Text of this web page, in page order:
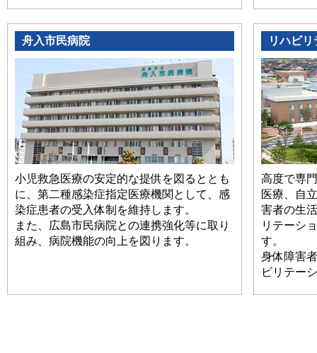
舟入市民病院
小児救急医療の安定的な提供を図るととも
に、第二種感染症指定医療機関として、感
染症患者の受入体制を維持します。
また、広島市民病院との連携強化等に取り
組み、病院機能の向上を図ります。
リハビ
高度で専
医療、自
害者の生
リテーシ
す。 ま
身体障害
ビリテー